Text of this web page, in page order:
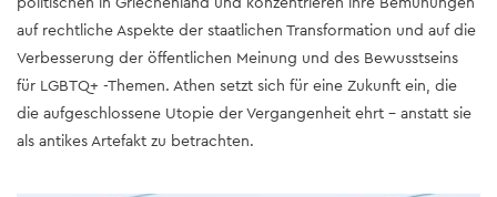
auf rechtliche Aspekte der staatlichen Transformation und auf die
Verbesserung der öffentlichen Meinung und des Bewusstseins
für LGBTQ+ -Themen. Athen setzt sich für eine Zukunft ein, die
die aufgeschlossene Utopie der Vergangenheit ehrt – anstatt sie
als antikes Artefakt zu betrachten.